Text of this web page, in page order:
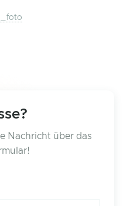
Nachricht über das